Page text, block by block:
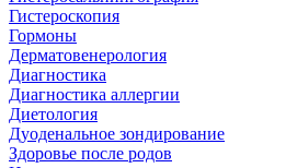
Гистероскопия
Гормоны
Дерматовенерология
Диагностика
Диагностика аллергии
Диетология
Дуоденальное зондирование
Здоровье после родов